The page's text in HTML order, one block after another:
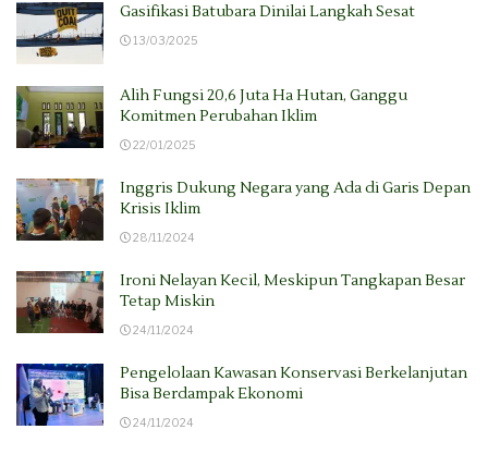
Gasifikasi Batubara Dinilai Langkah Sesat
13/03/2025
Alih Fungsi 20,6 Juta Ha Hutan, Ganggu
Komitmen Perubahan Iklim
22/01/2025
Inggris Dukung Negara yang Ada di Garis Depan
Krisis Iklim
28/11/2024
Ironi Nelayan Kecil, Meskipun Tangkapan Besar
Tetap Miskin
24/11/2024
Pengelolaan Kawasan Konservasi Berkelanjutan
Bisa Berdampak Ekonomi
24/11/2024